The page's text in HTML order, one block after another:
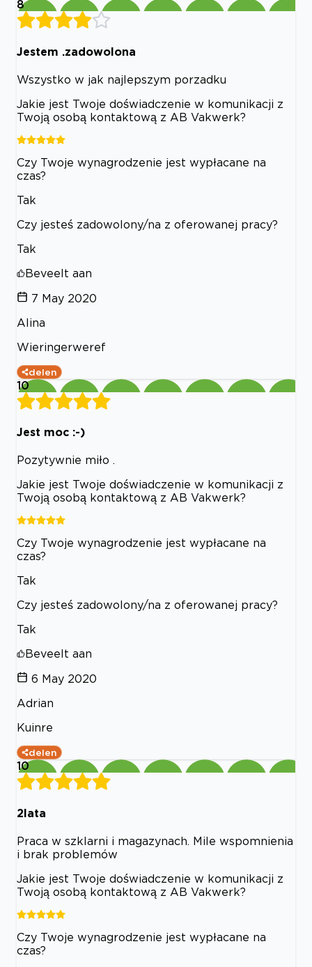
8
Jestem .zadowolona
Wszystko w jak najlepszym porzadku
Jakie jest Twoje doświadczenie w komunikacji z
Twoją osobą kontaktową z AB Vakwerk?
Czy Twoje wynagrodzenie jest wypłacane na
czas?
Tak
Czy jesteś zadowolony/na z oferowanej pracy?
Tak
Beveelt aan
7 May 2020
Alina
Wieringerweref
delen
10
Jest moc :-)
Pozytywnie miło .
Jakie jest Twoje doświadczenie w komunikacji z
Twoją osobą kontaktową z AB Vakwerk?
Czy Twoje wynagrodzenie jest wypłacane na
czas?
Tak
Czy jesteś zadowolony/na z oferowanej pracy?
Tak
Beveelt aan
6 May 2020
Adrian
Kuinre
delen
10
2lata
Praca w szklarni i magazynach. Mile wspomnienia
i brak problemów
Jakie jest Twoje doświadczenie w komunikacji z
Twoją osobą kontaktową z AB Vakwerk?
Czy Twoje wynagrodzenie jest wypłacane na
czas?